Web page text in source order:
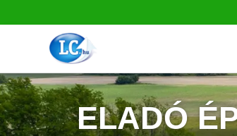
ELADÓ